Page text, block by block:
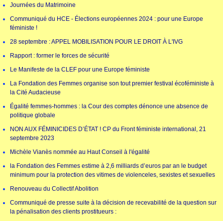
Journées du Matrimoine
Communiqué du HCE - Élections européennes 2024 : pour une Europe
féministe !
28 septembre : APPEL MOBILISATION POUR LE DROIT À L'IVG
Rapport : former le forces de sécurité
Le Manifeste de la CLEF pour une Europe féministe
La Fondation des Femmes organise son tout premier festival écoféministe à
la Cité Audacieuse
Égalité femmes-hommes : la Cour des comptes dénonce une absence de
politique globale
NON AUX FÉMINICIDES D’ÉTAT ! CP du Front féministe international, 21
septembre 2023
Michèle Vianès nommée au Haut Conseil à l'égalité
la Fondation des Femmes estime à 2,6 milliards d’euros par an le budget
minimum pour la protection des vitimes de violenceles, sexistes et sexuelles
Renouveau du Collectif Abolition
Communiqué de presse suite à la décision de recevabilité de la question sur
la pénalisation des clients prostitueurs :